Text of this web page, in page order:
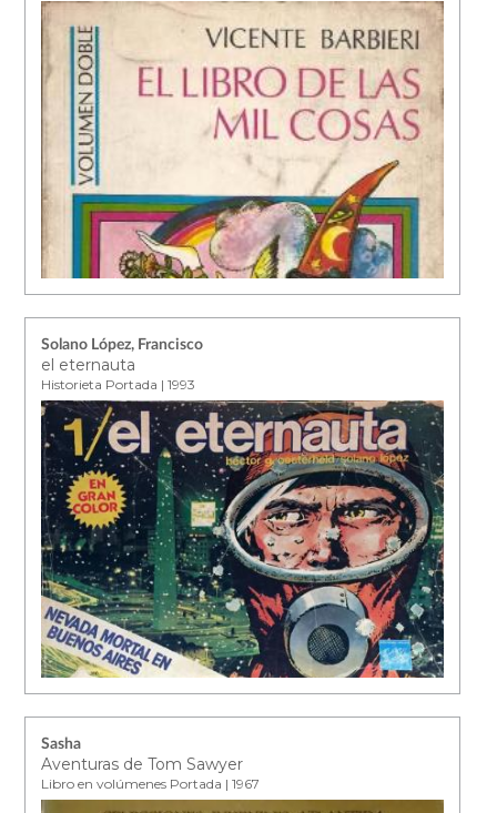
Solano López, Francisco
el eternauta
Historieta Portada | 1993
Sasha
Aventuras de Tom Sawyer
Libro en volúmenes Portada | 1967